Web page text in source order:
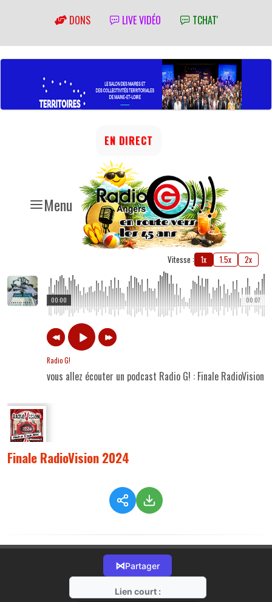
DONS LIVE VIDÉO TCHAT'
Menu
EN DIRECT
Vitesse : 1x 1.5x 2x
00:07
00:00
Radio G!
vous allez écouter un podcast Radio G! : Finale RadioVision
Finale RadioVision 2024
⋈Partager
Lien court :